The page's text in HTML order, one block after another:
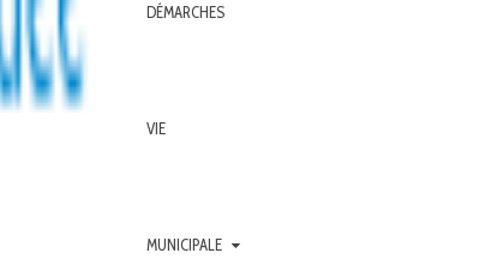
DÉMARCHES
VIE
MUNICIPALE